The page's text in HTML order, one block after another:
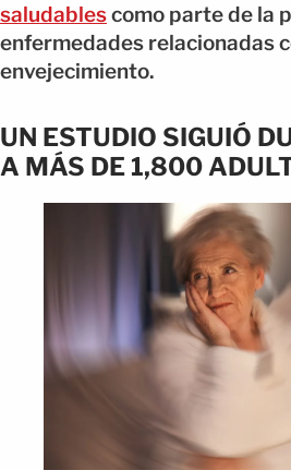
saludablescomo parte de la
enfermedades relacionadas
envejecimiento.
UN ESTUDIO SIGUIÓ
A MÁS DE 1,800